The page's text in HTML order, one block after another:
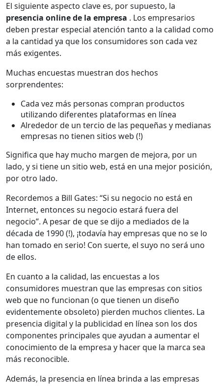
El siguiente aspecto clave es, por supuesto, la
presencia online de la empresa . Los empresarios
deben prestar especial atención tanto a la calidad como
a la cantidad ya que los consumidores son cada vez
más exigentes.
Muchas encuestas muestran dos hechos
sorprendentes:
Cada vez más personas compran productos
utilizando diferentes plataformas en línea
Alrededor de un tercio de las pequeñas y medianas
empresas no tienen sitios web (!)
Significa que hay mucho margen de mejora, por un
lado, y si tiene un sitio web, está en una mejor posición,
por otro lado.
Recordemos a Bill Gates: “Si su negocio no está en
Internet, entonces su negocio estará fuera del
negocio”. A pesar de que se dijo a mediados de la
década de 1990 (!), ¡todavía hay empresas que no se lo
han tomado en serio! Con suerte, el suyo no será uno
de ellos.
En cuanto a la calidad, las encuestas a los
consumidores muestran que las empresas con sitios
web que no funcionan (o que tienen un diseño
evidentemente obsoleto) pierden muchos clientes. La
presencia digital y la publicidad en línea son los dos
componentes principales que ayudan a aumentar el
conocimiento de la empresa y hacer que la marca sea
más reconocible.
Además, la presencia en línea brinda a las empresas